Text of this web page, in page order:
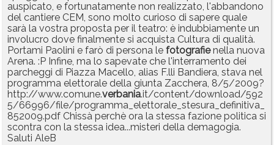
auspicato, e fortunatamente non realizzato, l'abbandono
del cantiere CEM, sono molto curioso di sapere quale
sarà la vostra proposta per il teatro: è indubbiamente un
involucro dove finalmente si acquista Cultura di qualità.
Portami Paolini e farò di persona le fotografienella nuova
Arena. :P Infine, ma lo sapevate che l'interramento dei
parcheggi di Piazza Macello, alias F.lli Bandiera, stava nel
programma elettorale della giunta Zacchera, 8/5/2009?
http://www.comune.verbania.it/content/download/592
5/66996/file/programma_elettorale_stesura_definitiva_
852009.pdf Chissà perchè ora la stessa fazione politica si
scontra con la stessa idea...misteri della demagogia.
Saluti AleB